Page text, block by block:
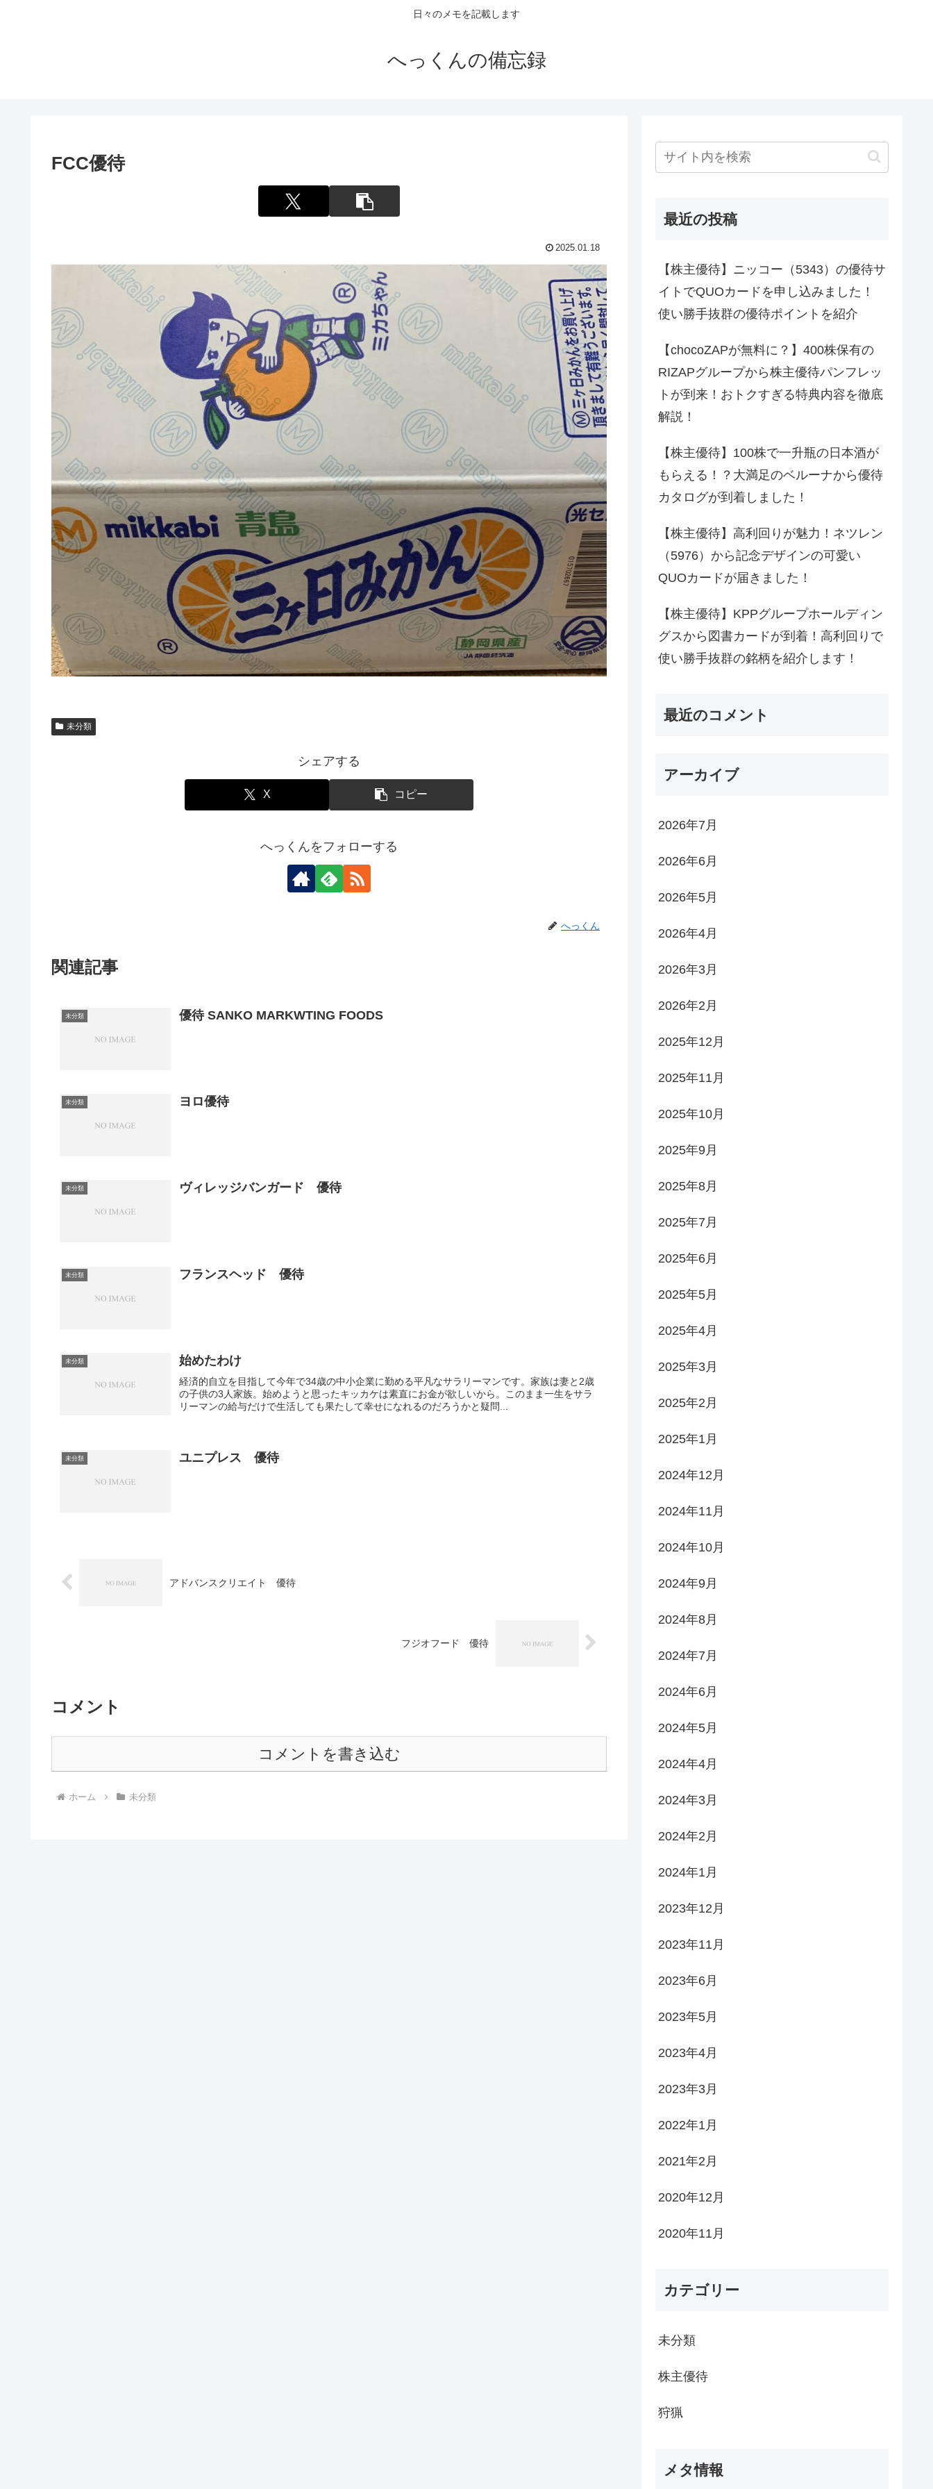
日々のメモを記載します
へっくんの備忘録
FCC優待
2025.01.18
未分類
シェアする
X コピー
へっくんをフォローする
へっくん
関連記事
未分類 優待 SANKO MARKWTING FOODS
未分類 ヨロ優待
未分類 ヴィレッジバンガード 優待
未分類 フランスヘッド 優待
未分類 始めたわけ
経済的自立を目指して今年で34歳の中小企業に勤める平凡なサラリーマンです。家族は妻と2歳
の子供の3人家族。始めようと思ったキッカケは素直にお金が欲しいから。このまま一生をサラ
リーマンの給与だけで生活しても果たして幸せになれるのだろうかと疑問...
未分類 ユニプレス 優待
アドバンスクリエイト 優待
フジオフード 優待
コメント
コメントを書き込む
ホーム 未分類
最近の投稿
【株主優待】ニッコー（5343）の優待サ
イトでQUOカードを申し込みました！
使い勝手抜群の優待ポイントを紹介
【chocoZAPが無料に？】400株保有の
RIZAPグループから株主優待パンフレッ
トが到来！おトクすぎる特典内容を徹底
解説！
【株主優待】100株で一升瓶の日本酒が
もらえる！？大満足のベルーナから優待
カタログが到着しました！
【株主優待】高利回りが魅力！ネツレン
（5976）から記念デザインの可愛い
QUOカードが届きました！
【株主優待】KPPグループホールディン
グスから図書カードが到着！高利回りで
使い勝手抜群の銘柄を紹介します！
最近のコメント
アーカイブ
2026年7月
2026年6月
2026年5月
2026年4月
2026年3月
2026年2月
2025年12月
2025年11月
2025年10月
2025年9月
2025年8月
2025年7月
2025年6月
2025年5月
2025年4月
2025年3月
2025年2月
2025年1月
2024年12月
2024年11月
2024年10月
2024年9月
2024年8月
2024年7月
2024年6月
2024年5月
2024年4月
2024年3月
2024年2月
2024年1月
2023年12月
2023年11月
2023年6月
2023年5月
2023年4月
2023年3月
2022年1月
2021年2月
2020年12月
2020年11月
カテゴリー
未分類
株主優待
狩猟
メタ情報